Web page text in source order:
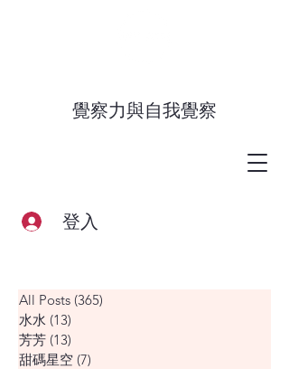
覺察力與自我覺察
登入
All Posts (365)
水水 (13)
芳芳 (13)
甜碼星空 (7)